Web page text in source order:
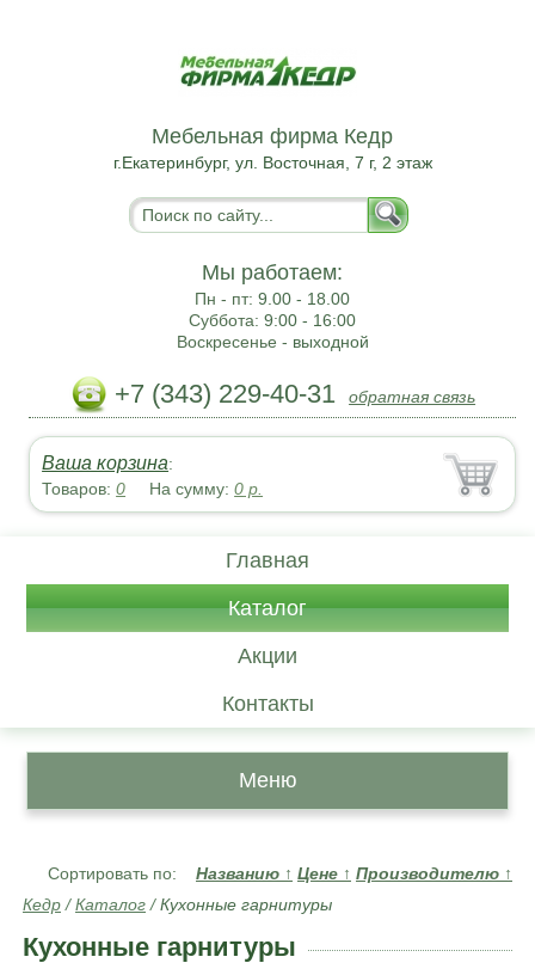
Мебельная фирма Кедр
г.Екатеринбург, ул. Восточная, 7 г, 2 этаж
Мы работаем:
Пн - пт:9.00 - 18.00
Суббота:9:00 - 16:00
Воскресенье - выходной
+7 (343) 229-40-31 обратная связь
Ваша корзина:
Товаров:0 На сумму:0 р.
Главная
Каталог
Акции
Контакты
Меню
Сортировать по: Названию ↑ Цене ↑ Производителю ↑
Кедр /Каталог /Кухонные гарнитуры
Кухонные гарнитуры